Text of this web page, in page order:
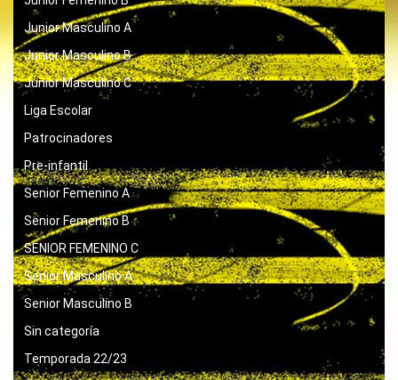
Junior Masculino A
Junior Masculino B
Junior Masculino C
Liga Escolar
Patrocinadores
Pre-infantil
Senior Femenino A
Senior Femenino B
SENIOR FEMENINO C
Senior Masculino A
Senior Masculino B
Sin categoría
Temporada 22/23